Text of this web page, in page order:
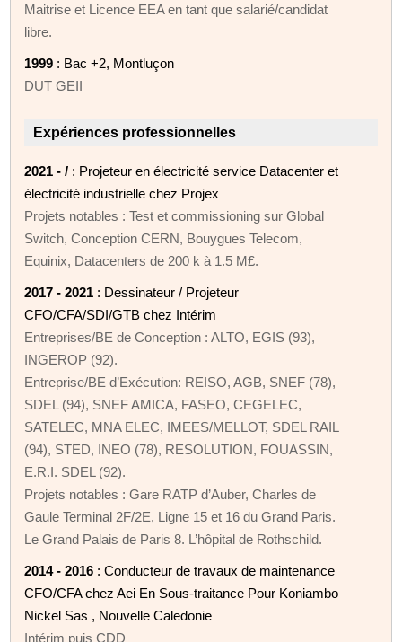
Maitrise et Licence EEA en tant que salarié/candidat
libre.
1999 : Bac +2, Montluçon
DUT GEII
Expériences professionnelles
2021 - / : Projeteur en électricité service Datacenter et
électricité industrielle chez Projex
Projets notables : Test et commissioning sur Global
Switch, Conception CERN, Bouygues Telecom,
Equinix, Datacenters de 200 k à 1.5 M£.
2017 - 2021 : Dessinateur / Projeteur
CFO/CFA/SDI/GTB chez Intérim
Entreprises/BE de Conception : ALTO, EGIS (93),
INGEROP (92).
Entreprise/BE d’Exécution: REISO, AGB, SNEF (78),
SDEL (94), SNEF AMICA, FASEO, CEGELEC,
SATELEC, MNA ELEC, IMEES/MELLOT, SDEL RAIL
(94), STED, INEO (78), RESOLUTION, FOUASSIN,
E.R.I. SDEL (92).
Projets notables : Gare RATP d’Auber, Charles de
Gaule Terminal 2F/2E, Ligne 15 et 16 du Grand Paris.
Le Grand Palais de Paris 8. L’hôpital de Rothschild.
2014 - 2016 : Conducteur de travaux de maintenance
CFO/CFA chez Aei En Sous-traitance Pour Koniambo
Nickel Sas , Nouvelle Caledonie
Intérim puis CDD